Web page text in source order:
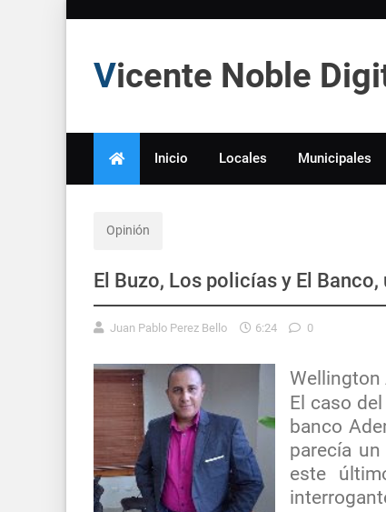
Vicente Noble
Inicio Locales Municipales
Opinión
El Buzo, Los policías y El
Juan Pablo Perez Bello 6:24 0
Wellington
El caso
banco
parecía
este